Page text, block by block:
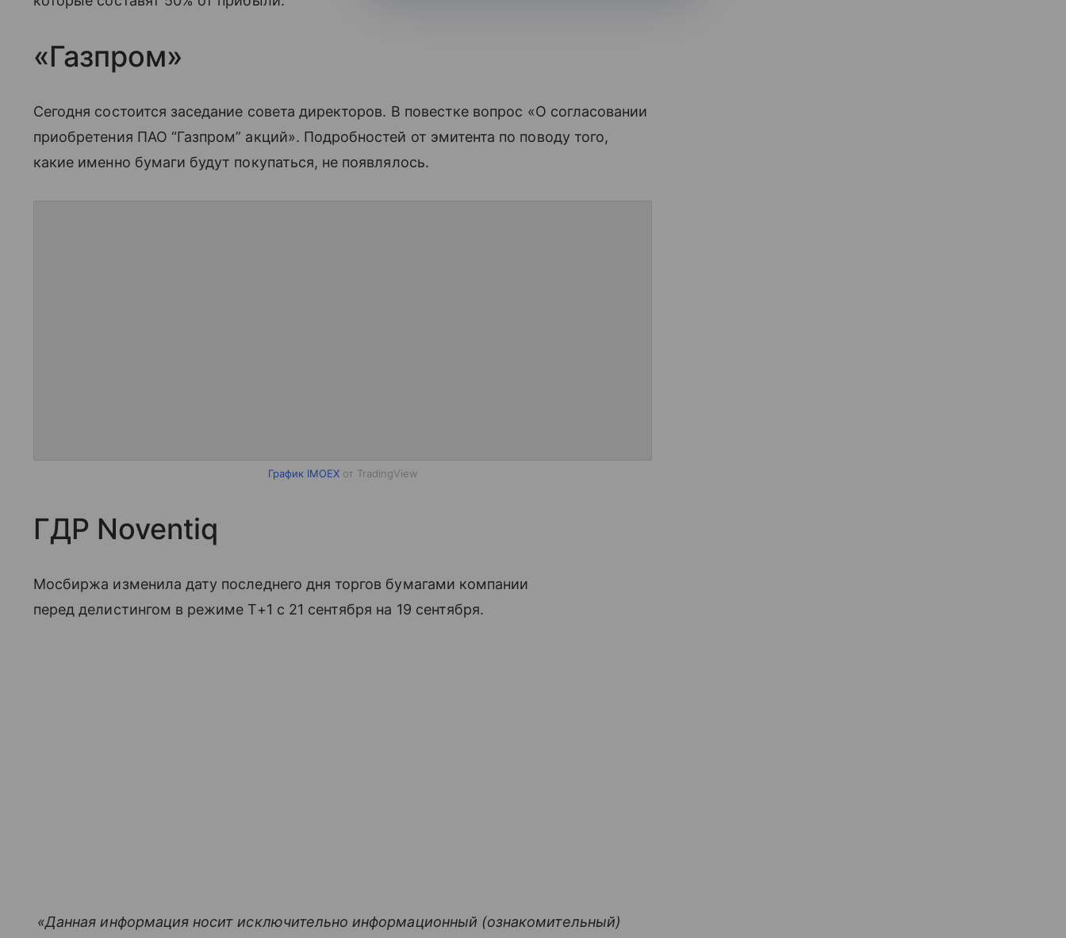
«Газпром»
Сегодня состоится заседание совета директоров. В повестке вопрос «О согласовании
приобретения ПАО “Газпром” акций». Подробностей от эмитента по поводу того,
какие именно бумаги будут покупаться, не появлялось.
График IMOEXот TradingView
ГДР Noventiq
Мосбиржа изменила дату последнего дня торгов бумагами компании
перед делистингом в режиме Т+1 с 21 сентября на 19 сентября.
​ «Данная информация носит исключительно информационный (ознакомительный)